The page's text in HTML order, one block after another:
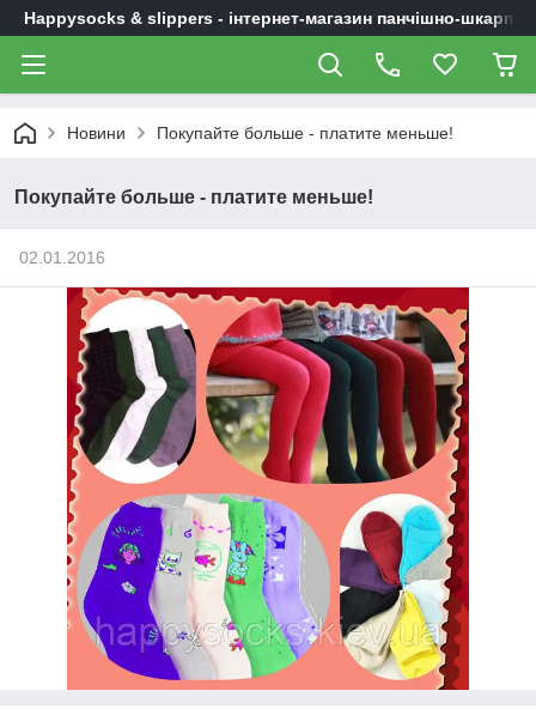
Happysocks & slippers - інтернет-магазин панчішно-
Новини Покупайте больше - платите меньше!
Покупайте больше - платите меньше!
02.01.2016